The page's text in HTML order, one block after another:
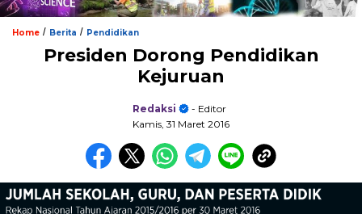
Home / Berita / Pendidikan
Presiden Dorong Pendidikan
Kejuruan
Redaksi
- Editor
Kamis, 31 Maret 2016